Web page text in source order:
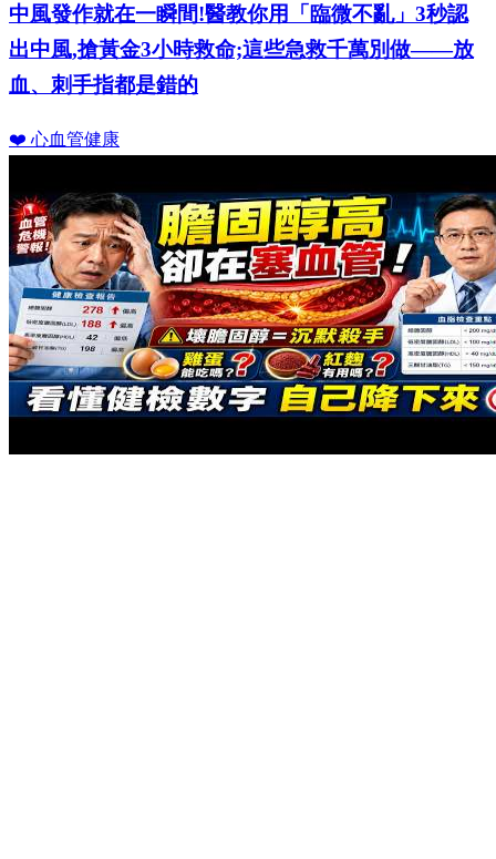
中風發作就在一瞬間!醫教你用「臨微不亂」3秒認
出中風,搶黃金3小時救命;這些急救千萬別做——放
血、刺手指都是錯的
❤️ 心血管健康